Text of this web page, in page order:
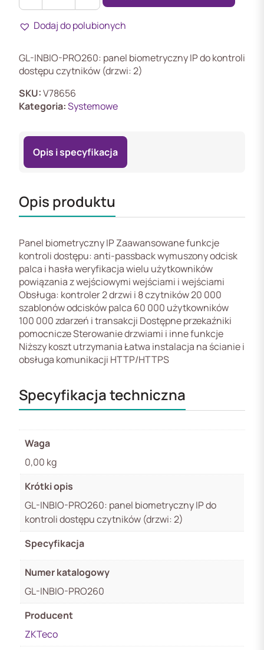
GL-
INBIO-
Kontroler
dostępu
serii
INBIO-
PRO
Dodaj do polubionych
GL-INBIO-PRO260: panel biometryczny IP do kontroli
dostępu czytników (drzwi: 2)
SKU:V78656
Kategoria:Systemowe
Opis i specyfikacja
Opis produktu
Panel biometryczny IP Zaawansowane funkcje
kontroli dostępu: anti-passback wymuszony odcisk
palca i hasła weryfikacja wielu użytkowników
powiązania z wejściowymi wejściami i wejściami
Obsługa: kontroler 2 drzwi i 8 czytników 20 000
szablonów odcisków palca 60 000 użytkowników
100 000 zdarzeń i transakcji Dostępne przekaźniki
pomocnicze Sterowanie drzwiami i inne funkcje
Niższy koszt utrzymania Łatwa instalacja na ścianie i
obsługa komunikacji HTTP/HTTPS
Specyfikacja techniczna
Waga
0,00 kg
Krótki opis
GL-INBIO-PRO260: panel biometryczny IP do
kontroli dostępu czytników (drzwi: 2)
Specyfikacja
Numer katalogowy
GL-INBIO-PRO260
Producent
ZKTeco